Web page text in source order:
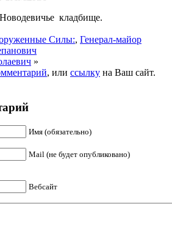
кладбище.
Силы:, Генерал-майор
»
, или ссылку на Ваш сайт.
Имя (обязательно)
Mail (не будет опубликовано)
Вебсайт